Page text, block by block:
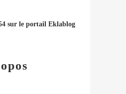
sur le portail Eklablog